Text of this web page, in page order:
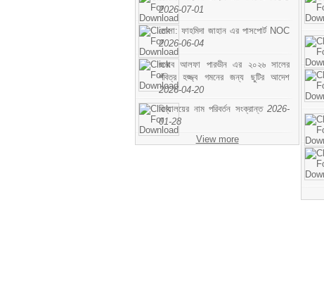
2026-07-01
মোসা: ফাহমিদা জাহান এর পাসপোর্ট NOC
2026-06-04
জনাব আলফা পারভীন এর ২০২৬ সালের
পবিত্র হজ্জ্ব গমনের জন্য ছুটির আদেশ
2026-04-20
বিদ্যালয়ের নাম পরিবর্তন সংক্রান্ত 2026-
01-28
View more